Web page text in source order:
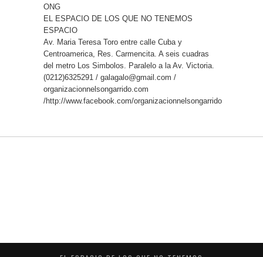
ONG
EL ESPACIO DE LOS QUE NO TENEMOS
ESPACIO
Av. Maria Teresa Toro entre calle Cuba y
Centroamerica, Res. Carmencita. A seis cuadras
del metro Los Simbolos. Paralelo a la Av. Victoria.
(0212)6325291 / galagalo@gmail.com /
organizacionnelsongarrido.com
/http://www.facebook.com/organizacionnelsongarrido